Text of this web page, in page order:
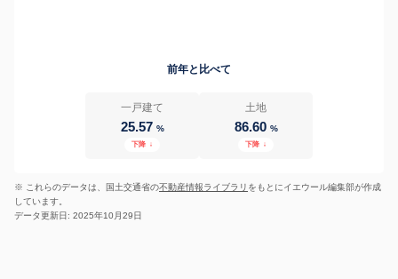
前年と比べて
一戸建て
25.57 %
下降 ↓
土地
86.60 %
下降 ↓
※ これらのデータは、国土交通省の不動産情報ライブラリ をもとにイエウール編集部が作成
しています。
データ更新日: 2025年10月29日